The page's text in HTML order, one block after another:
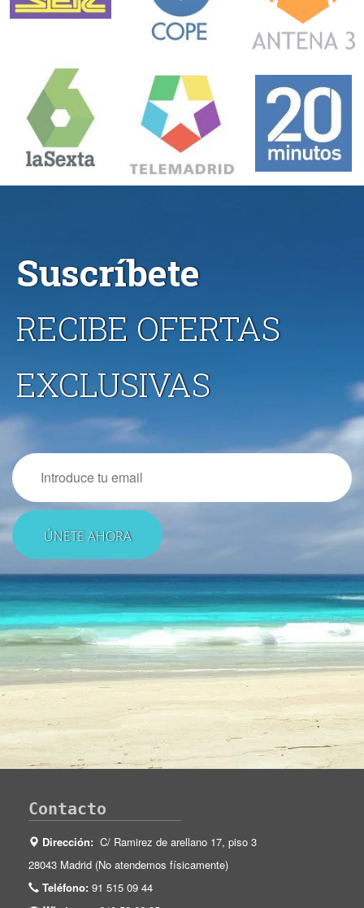
Suscríbete
RECIBE OFERTAS
EXCLUSIVAS
Email
Contacto
Dirección: C/ Ramirez de arellano 17, piso 3
28043 Madrid (No atendemos físicamente)
Teléfono: 91 515 09 44